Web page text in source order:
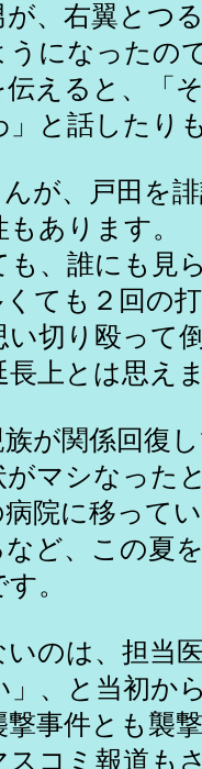
、右翼とつ
になったの
えると、「
と話したり
が、戸田を
あります。
、誰にも見
ても２回の
い切り殴って
上とは思え
が関係回復
マシなった
院に移って
ど、この夏
。
のは、担当
、と当初か
事件とも襲
コミ報道も